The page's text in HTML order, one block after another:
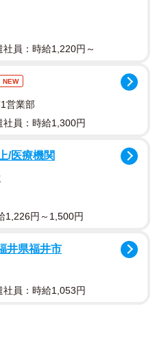
～」（128票） 合
た歴史を表現した１曲が
ローズの誕生に伴って作ら
阪紅牛會」初代会長で、現
務める和田益典さん（47）
てチャンステーマを作ろう
が浮かばなかった」と振り
近づき、「自分の思いを素
れて作り上げたのがこの曲
併を表現し、「真紅と蒼の
んだ。
社員：時給1,220円～
NEW
営業部
社員：時給1,300円
/医療機関
1,226円～1,500円
井県福井市
社員：時給1,053円